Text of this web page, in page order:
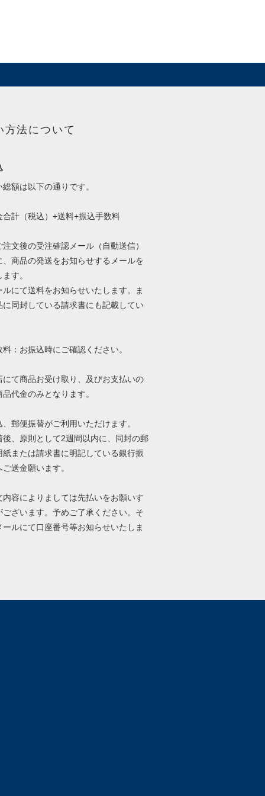
方法について
額は以下の通りです。
合計（税込）+送料+振込手数料
注文後の受注確認メール（自動送信）
、商品の発送をお知らせするメールを
す。
ルにて送料をお知らせいたします。ま
に同封している請求書にも記載してい
：お振込時にご確認ください。
て商品お受け取り、及びお支払いの
代金のみとなります。
郵便振替がご利用いただけます。
後、原則として2週間以内に、同封の郵
紙または請求書に明記している銀行振
送金願います。
容によりましては先払いをお願いす
ございます。予めご了承ください。そ
ールにて口座番号等お知らせいたしま